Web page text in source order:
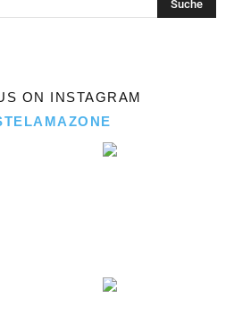
ON INSTAGRAM